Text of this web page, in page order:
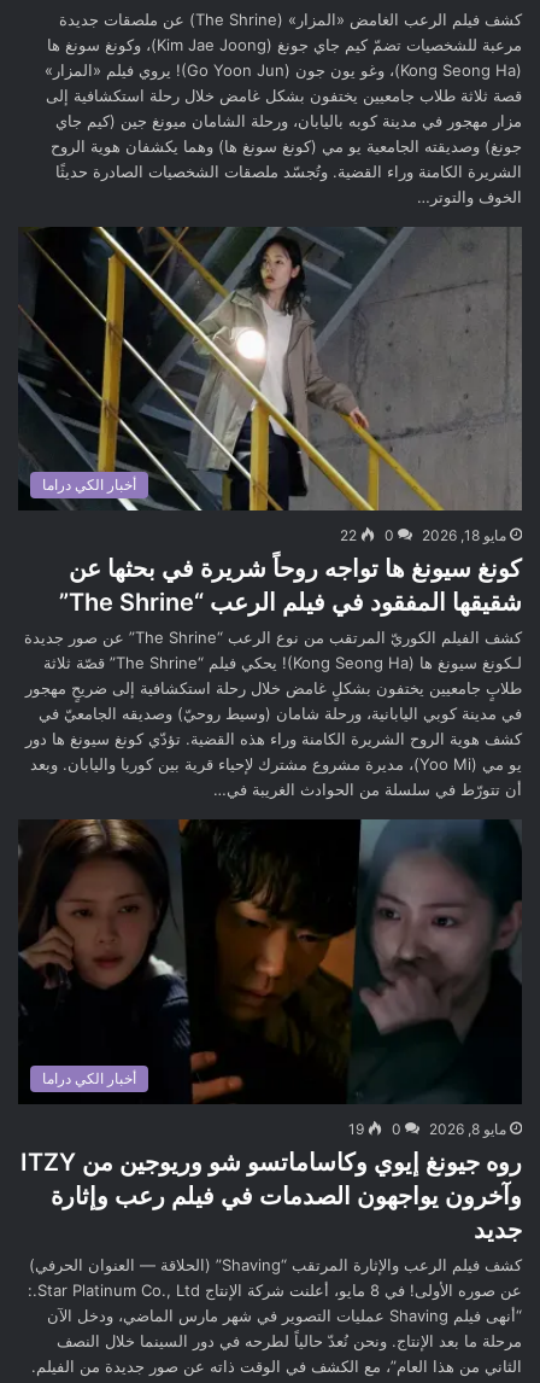
كشف فيلم الرعب الغامض «المزار» (The Shrine) عن ملصقات جديدة
مرعبة للشخصيات تضمّ كيم جاي جونغ (Kim Jae Joong)، وكونغ سونغ ها
(Kong Seong Ha)، وغو يون جون (Go Yoon Jun)! يروي فيلم «المزار»
قصة ثلاثة طلاب جامعيين يختفون بشكل غامض خلال رحلة استكشافية إلى
مزار مهجور في مدينة كوبه باليابان، ورحلة الشامان ميونغ جين (كيم جاي
جونغ) وصديقته الجامعية يو مي (كونغ سونغ ها) وهما يكشفان هوية الروح
الشريرة الكامنة وراء القضية. وتُجسّد ملصقات الشخصيات الصادرة حديثًا
الخوف والتوتر…
أخبار الكي دراما
مايو 18, 2026 0
22
كونغ سيونغ ها تواجه روحاً شريرة في بحثها عن
شقيقها المفقود في فيلم الرعب “The Shrine”
كشف الفيلم الكوريّ المرتقب من نوع الرعب “The Shrine” عن صور جديدة
لـكونغ سيونغ ها (Kong Seong Ha)! يحكي فيلم “The Shrine” قصّة ثلاثة
طلابٍ جامعيين يختفون بشكلٍ غامض خلال رحلة استكشافية إلى ضريحٍ مهجور
في مدينة كوبي اليابانية، ورحلة شامان (وسيط روحيّ) وصديقه الجامعيّ في
كشف هوية الروح الشريرة الكامنة وراء هذه القضية. تؤدّي كونغ سيونغ ها دور
يو مي (Yoo Mi)، مديرة مشروع مشترك لإحياء قرية بين كوريا واليابان. وبعد
أن تتورّط في سلسلة من الحوادث الغريبة في…
أخبار الكي دراما
مايو 8, 2026 0
19
روه جيونغ إيوي وكاساماتسو شو وريوجين من ITZY
وآخرون يواجهون الصدمات في فيلم رعب وإثارة
جديد
كشف فيلم الرعب والإثارة المرتقب “Shaving” (الحلاقة — العنوان الحرفي)
عن صوره الأولى! في 8 مايو، أعلنت شركة الإنتاج Star Platinum Co., Ltd.:
“أنهى فيلم Shaving عمليات التصوير في شهر مارس الماضي، ودخل الآن
مرحلة ما بعد الإنتاج. ونحن نُعدّ حالياً لطرحه في دور السينما خلال النصف
الثاني من هذا العام”، مع الكشف في الوقت ذاته عن صور جديدة من الفيلم.